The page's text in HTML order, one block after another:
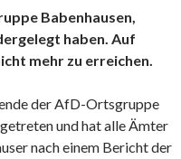
Babenhausen,
haben. Auf
mehr zu erreichen.
der AfD-Ortsgruppe
und hat alle Ämter
nach einem Bericht der